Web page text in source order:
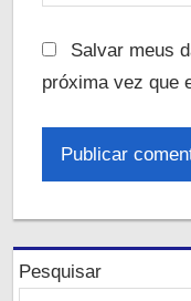
Salvar meus
próxima vez que
Pesquisar